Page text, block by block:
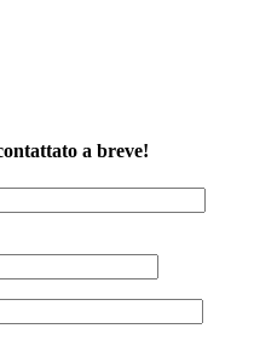
a breve!